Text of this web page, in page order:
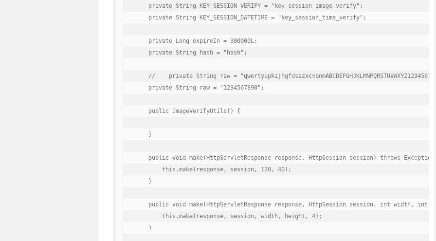
    private String KEY_SESSION_VERIFY = "key_session_image_verify";
    private String KEY_SESSION_DATETIME = "key_session_time_verify";
    private Long expireIn = 300000L;
    private String hash = "hash";
//    private String raw =
    private String raw = "1234567890";
    public ImageVerifyUtils() {
    }
public void make(HttpServletResponse response, HttpSession session) throws Exception
        this.make(response, session, 120, 40);
    }
public void make(HttpServletResponse response, HttpSession session, int width, int
        this.make(response, session, width, height, 4);
    }